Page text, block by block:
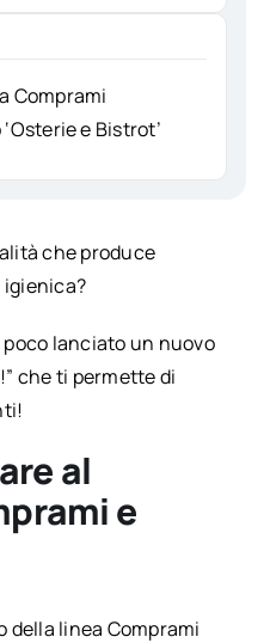
Comprami
e Bistrot’
che produce
poco lanciato un nuovo
che ti permette di
al
e
della linea Comprami